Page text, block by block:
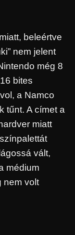
beleértve
nem jelent
még 8
bites
a Namco
tűnt. A címet a
miatt
vált,
médium
nem volt